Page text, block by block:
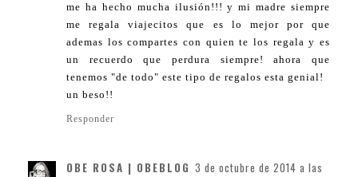
me ha hecho mucha ilusión!!! y mi madre siempre
me regala viajecitos que es lo mejor por que
ademas los compartes con quien te los regala y es
un recuerdo que perdura siempre! ahora que
tenemos "de todo" este tipo de regalos esta genial!
un beso!!
Responder
OBE ROSA | OBEBLOG 3 de octubre de 2014 a las